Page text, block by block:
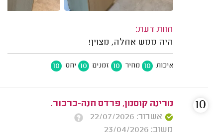
חוות דעת:
היה ממש אחלה, מצוין!
איכות 10 מחיר 10 זמנים 10 יחס 10
מרינה קוסמן, פרדס חנה-כרכור.
אשרור: 22/07/2026
משוב: 23/04/2026
10